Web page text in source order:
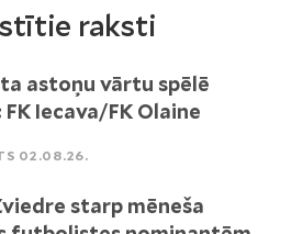
raksti
astoņu vārtu spēlē
Iecava/FK Olaine
02.08.26.
starp mēneša